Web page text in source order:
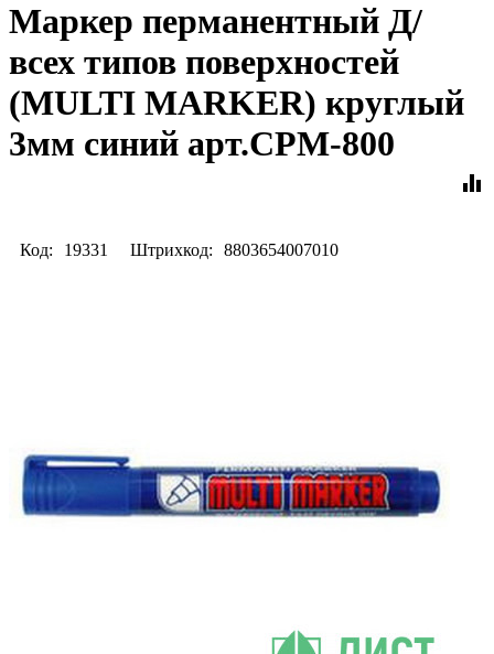
Маркер перманентный Д/
всех типов поверхностей
(MULTI MARKER) круглый
3мм синий арт.CPM-800
equalizer
Код: 19331 Штрихкод: 8803654007010